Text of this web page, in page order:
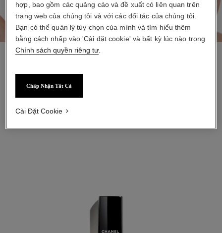
phần biểu bì trên móng về phía sau nếu cần thiết.
hợp, bao gồm các quảng cáo và đề xuất có liên quan trên
trang web của chúng tôi và với các đối tác của chúng tôi.
Bạn có thể quản lý tùy chọn của mình và tìm hiểu thêm
bằng cách nhấp vào 'Cài đặt cookie' và bất kỳ lúc nào trong
Chính sách quyền riêng tư
Chấp Nhận Tất Cả
Cài Đặt Cookie